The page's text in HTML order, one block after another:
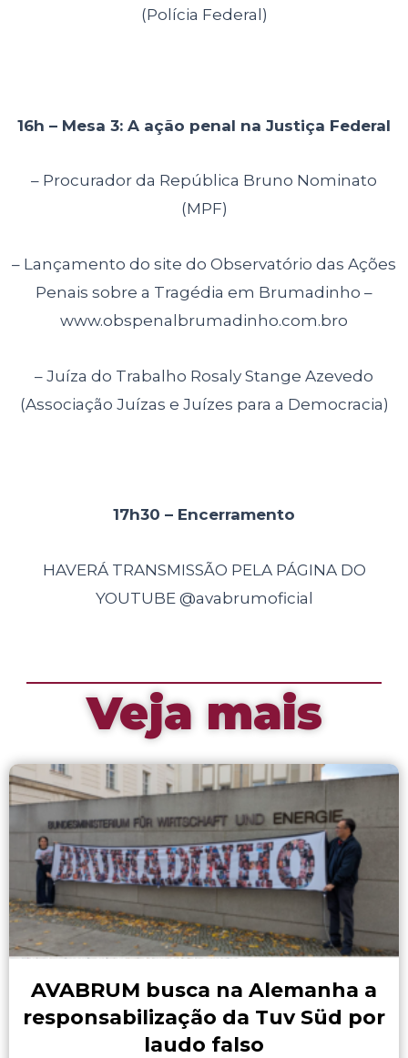
(Polícia Federal)
16h – Mesa 3: A ação penal na Justiça Federal
– Procurador da República Bruno Nominato
(MPF)
– Lançamento do site do Observatório das Ações
Penais sobre a Tragédia em Brumadinho –
www.obspenalbrumadinho.com.bro
– Juíza do Trabalho Rosaly Stange Azevedo
(Associação Juízas e Juízes para a Democracia)
17h30 – Encerramento
HAVERÁ TRANSMISSÃO PELA PÁGINA DO
YOUTUBE @avabrumoficial
Veja mais
AVABRUM busca na Alemanha a
responsabilização da Tuv Süd por
laudo falso